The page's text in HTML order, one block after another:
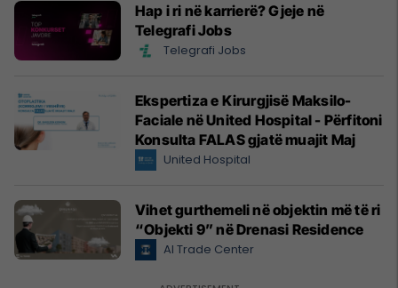
Hap i ri në karrierë? Gjeje në
Telegrafi Jobs
Telegrafi Jobs
Ekspertiza e Kirurgjisë Maksilo-
Faciale në United Hospital - Përfitoni
Konsulta FALAS gjatë muajit Maj
United Hospital
Vihet gurthemeli në objektin më të ri
“Objekti 9” në Drenasi Residence
Al Trade Center